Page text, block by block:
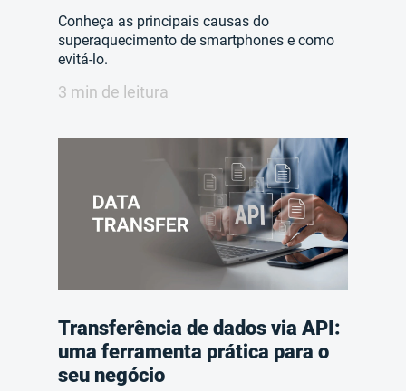
Conheça as principais causas do
superaquecimento de smartphones e como
evitá-lo.
3 min de leitura
Transferência de dados via API:
uma ferramenta prática para o
seu negócio